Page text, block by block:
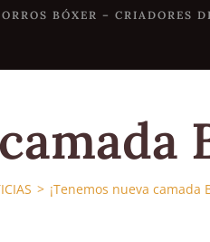
BÓXER – CRIADORES
> ¡Tenemos nueva camada